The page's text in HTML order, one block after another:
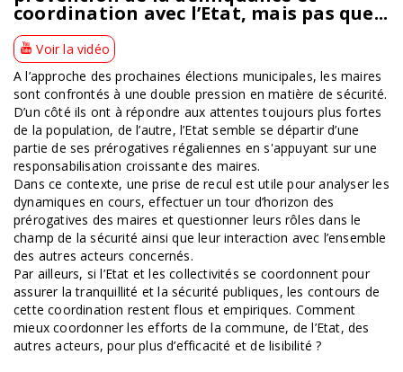
coordination avec l’Etat, mais pas que...
Voir la vidéo
A l’approche des prochaines élections municipales, les maires
sont confrontés à une double pression en matière de sécurité.
D’un côté ils ont à répondre aux attentes toujours plus fortes
de la population, de l’autre, l’Etat semble se départir d’une
partie de ses prérogatives régaliennes en s'appuyant sur une
responsabilisation croissante des maires.
Dans ce contexte, une prise de recul est utile pour analyser les
dynamiques en cours, effectuer un tour d’horizon des
prérogatives des maires et questionner leurs rôles dans le
champ de la sécurité ainsi que leur interaction avec l’ensemble
des autres acteurs concernés.
Par ailleurs, si l’Etat et les collectivités se coordonnent pour
assurer la tranquillité et la sécurité publiques, les contours de
cette coordination restent flous et empiriques. Comment
mieux coordonner les efforts de la commune, de l’Etat, des
autres acteurs, pour plus d’efficacité et de lisibilité ?